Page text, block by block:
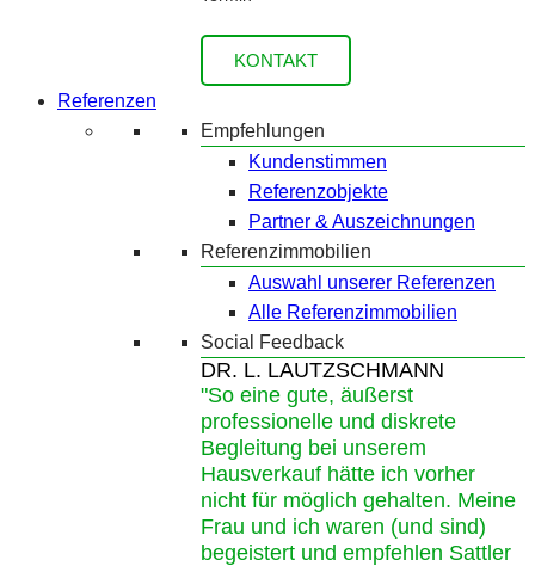
KONTAKT
Referenzen
Empfehlungen
Kundenstimmen
Referenzobjekte
Partner & Auszeichnungen
Referenzimmobilien
Auswahl unserer Referenzen
Alle Referenzimmobilien
Social Feedback
DR. L. LAUTZSCHMANN
"So eine gute, äußerst
professionelle und diskrete
Begleitung bei unserem
Hausverkauf hätte ich vorher
nicht für möglich gehalten. Meine
Frau und ich waren (und sind)
begeistert und empfehlen Sattler